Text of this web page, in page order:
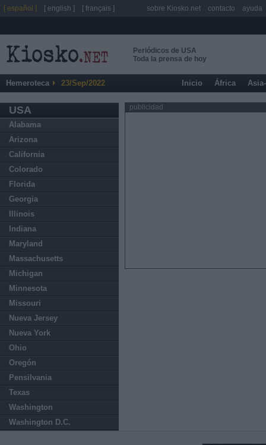
Periódicos de USA
Toda la prensa de hoy
Hemeroteca 23/Sep/2022 Inicio África
USA
Alabama
Arizona
California
Colorado
Florida
Georgia
Illinois
Indiana
Maryland
Massachusetts
Michigan
Minnesota
Missouri
Nueva Jersey
Nueva York
Ohio
Oregón
Pensilvania
Texas
Washington
Washington D.C.
publicidad
[ español ] [ english ] [ français ] sobre Kiosko.net contacto ayuda